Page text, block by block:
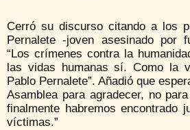
Cerró su discurso citando a los
Pernalete -joven asesinado por
“Los crímenes contra la
las vidas humanas sí. Como la
Pablo Pernalete”. Añadió que
Asamblea para agradecer, no
finalmente habremos encontrado
víctimas.”